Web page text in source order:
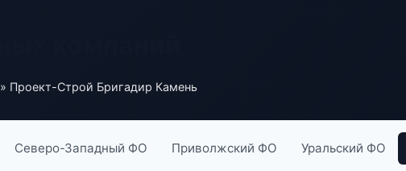
» Проект-Строй Бригадир Камень
Северо-Западный ФО Приволжский ФО Уральский ФО